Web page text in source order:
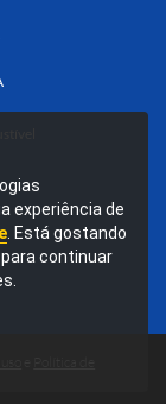
experiência de
. Está gostando
para continuar